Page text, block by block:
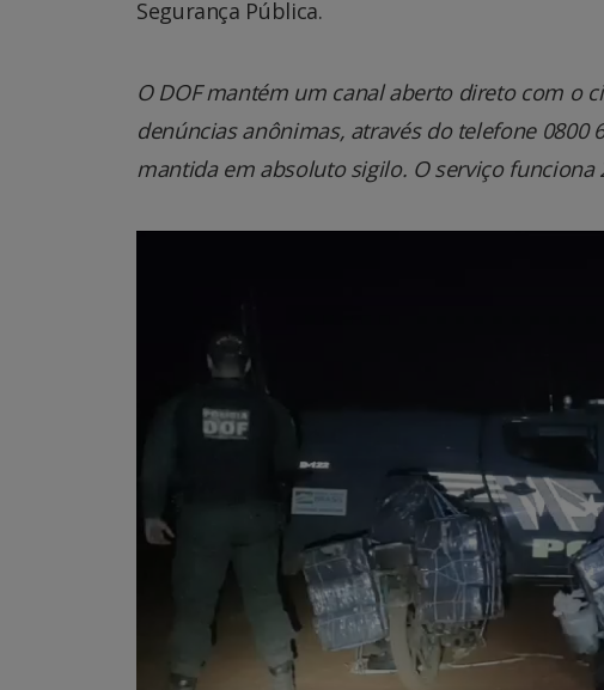
Segurança Pública.
O DOF mantém um canal aberto direto com o
denúncias anônimas, através do telefone 0800
mantida em absoluto sigilo. O serviço funciona